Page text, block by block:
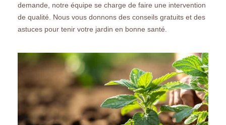
demande, notre équipe se charge de faire une intervention
de qualité. Nous vous donnons des conseils gratuits et des
astuces pour tenir votre jardin en bonne santé.